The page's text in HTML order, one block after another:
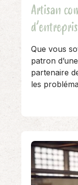
Artisan
Que vous
patron
partenaire
les